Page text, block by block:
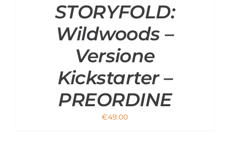
STORYFOLD:
Wildwoods –
Versione
Kickstarter –
PREORDINE
€49.00